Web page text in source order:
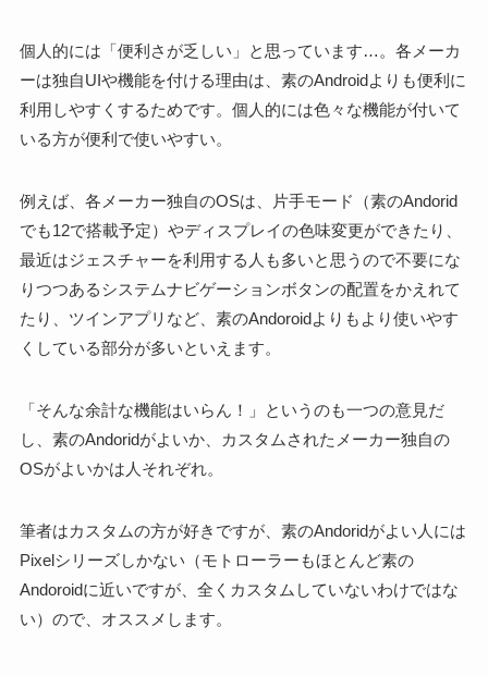
個人的には「便利さが乏しい」と思っています…。各メーカ
ーは独自UIや機能を付ける理由は、素のAndroidよりも便利に
利用しやすくするためです。個人的には色々な機能が付いて
いる方が便利で使いやすい。
例えば、各メーカー独自のOSは、片手モード（素のAndorid
でも12で搭載予定）やディスプレイの色味変更ができたり、
最近はジェスチャーを利用する人も多いと思うので不要にな
りつつあるシステムナビゲーションボタンの配置をかえれて
たり、ツインアプリなど、素のAndoroidよりもより使いやす
くしている部分が多いといえます。
「そんな余計な機能はいらん！」というのも一つの意見だ
し、素のAndoridがよいか、カスタムされたメーカー独自の
OSがよいかは人それぞれ。
筆者はカスタムの方が好きですが、素のAndoridがよい人には
Pixelシリーズしかない（モトローラーもほとんど素の
Andoroidに近いですが、全くカスタムしていないわけではな
い）ので、オススメします。